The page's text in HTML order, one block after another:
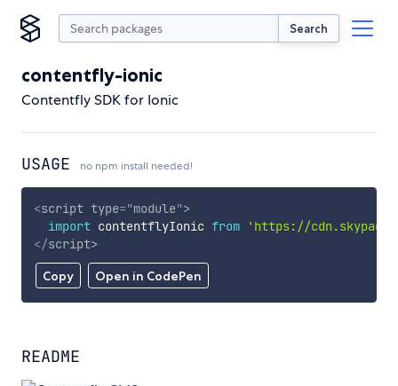
Search
contentfly-ionic
Contentfly SDK for Ionic
USAGE no npm install needed!
Copy Open in CodePen
<script type="module">
import contentflyIonic from
'https://
</script>
README